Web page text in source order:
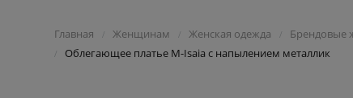
Главная / Женщинам / Женская одежда / Брендовые
/ Облегающее платье M-Isaia с напылением металлик